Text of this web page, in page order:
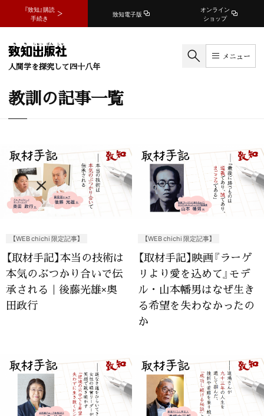
『致知』購読
手続き
致知電子版
オンライン
ショップ
人間学を探究して四十八年
メニュー
教訓の記事一覧
【WEB chichi 限定記事】
【取材手記】本当の技術は
本気のぶつかり合いで伝
承される｜後藤光雄×奥
田政行
【WEB chichi 限定記事】
【取材手記】映画『ラーゲ
リより愛を込めて』モデ
ル・山本幡男はなぜ生き
る希望を失わなかったの
か